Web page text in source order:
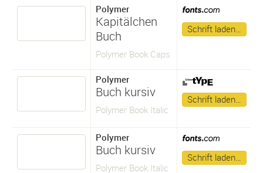
Polymer
Kapitälchen
Buch
Polymer Book Caps
Schrift laden…
Polymer
Buch kursiv
Polymer Book Italic
Schrift laden…
Polymer
Buch kursiv
Polymer Book Italic
Schrift laden…